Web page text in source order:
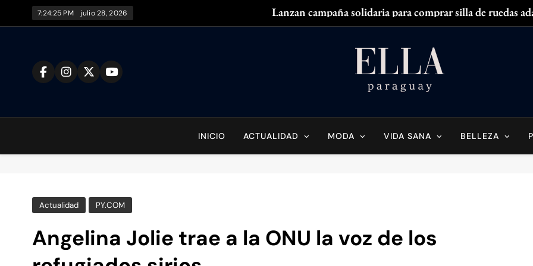
7:24:25 PM julio 28, 2026
Lanzan campaña solidaria para comprar silla de ruedas
Zendaya
Ella Paraguay
INICIO ACTUALIDAD MODA VIDA SANA BELLEZA
Actualidad PY.COM
Angelina Jolie trae a la ONU la voz de los